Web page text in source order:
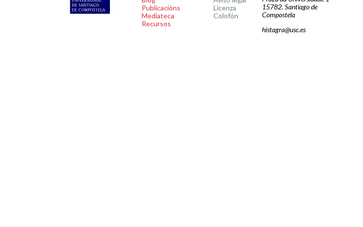
Publicacións
Mediateca
Recursos
Licenza
Colofón
15782. Santiago de
Compostela
histagra@usc.es